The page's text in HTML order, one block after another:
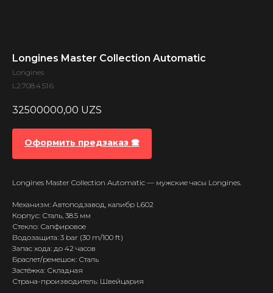
Longines Master Collection Automatic
Longines
L2.708.4.51.6
32500000,00 UZS
Оформить предзаказ 🕿
Longines Master Collection Automatic — мужские часы Longines.
Механизм: Автоподзавод, калибр L602
Корпус: Сталь, 38.5 мм
Стекло: Сапфировое
Водозащита: 3 bar (30 m/100 ft)
Запас хода: до 42 часов
Браслет/ремешок: Сталь
Застёжка: Складная
Страна-производитель: Швейцария